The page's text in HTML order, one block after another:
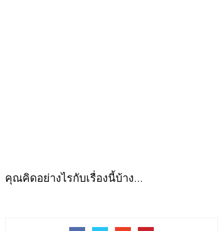
คุณคิดอย่างไรกับเรื่องนี้บ้าง...